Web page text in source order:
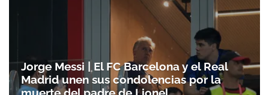
Jorge Messi | El FC Barcelona y el Real
Madrid unen sus condolencias por la